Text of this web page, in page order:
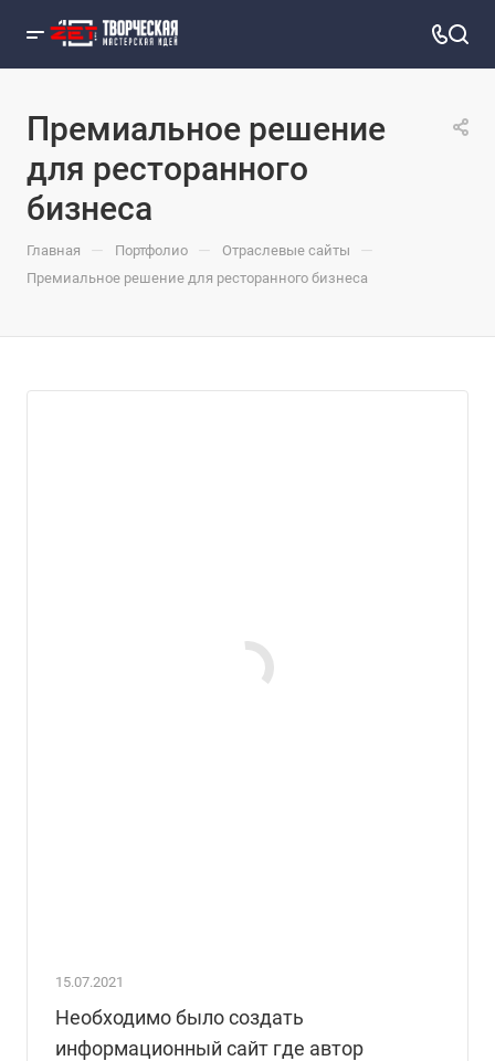
Премиальное решение
для ресторанного
бизнеса
Главная — Портфолио — Отраслевые сайты —
Премиальное решение для ресторанного бизнеса
15.07.2021
Необходимо было создать
информационный сайт где автор